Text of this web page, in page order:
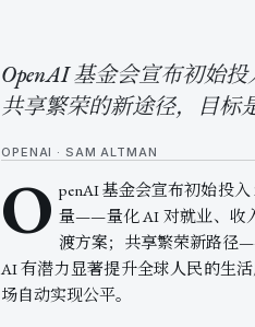
OpenAI 基金会宣布初始
共享繁荣的新途径，目标
OPENAI · SAM ALTMAN
O penAI 基金会宣布初始投
量——量化 AI 对就业、收
渡方案；共享繁荣新路径
AI 有潜力显著提升全球人民的生
场自动实现公平。